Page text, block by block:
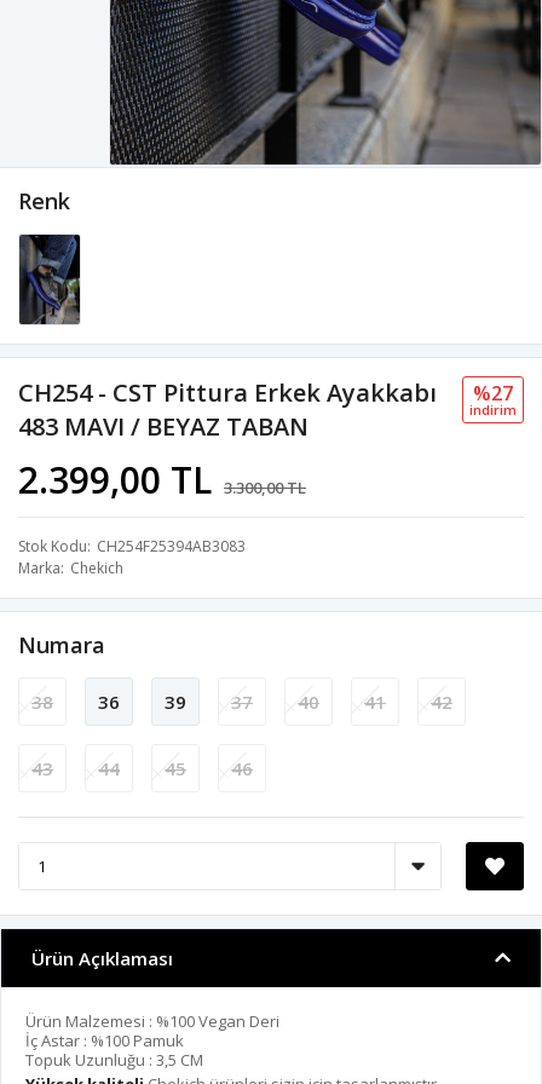
CH254 - CST Pittura Erkek Ayakkabı
483 MAVI / BEYAZ TABAN
2.399,00 TL 3.300,00 TL
%27
i̇ndi̇ri̇m
Stok Kodu CH254F25394AB3083
Marka Chekich
Renk
Numara
38 36 39 37 40 41 42
43 44 45 46
Ürün Açıklaması
Ürün Malzemesi : %100 Vegan Deri
İç Astar : %100 Pamuk
Topuk Uzunluğu : 3,5 CM